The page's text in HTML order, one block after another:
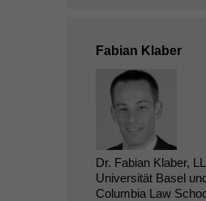
Fabian Klaber
Dr. Fabian Klaber,
Universität Basel
Columbia Law